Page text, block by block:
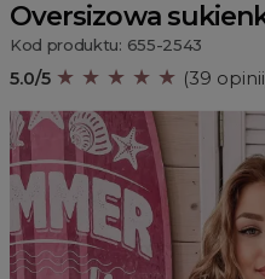
Oversizowa
Kod produktu: 655-2543
5.0/5 ★ ★ ★ ★ ★ (39